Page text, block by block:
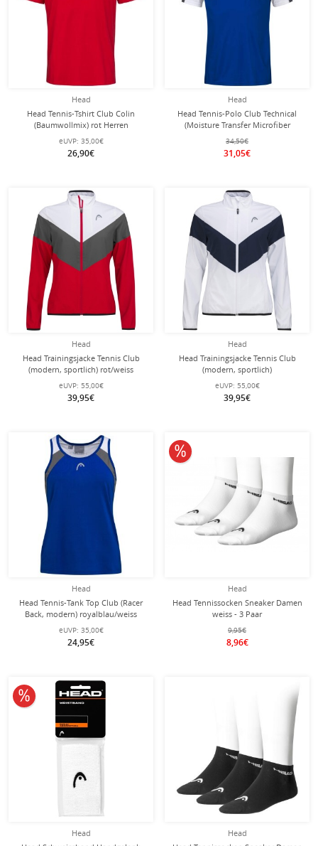
Head
Head Tennis-Tshirt Club Colin
(Baumwollmix) rot Herren
eUVP: 35,00€
26,90€
Head
Head Tennis-Polo Club Technical
(Moisture Transfer Microfiber
Technologie) royalblau Herrem
34,50€
31,05€
Head
Head Trainingsjacke Tennis Club
(modern, sportlich) rot/weiss
Mädchen
eUVP: 55,00€
39,95€
Head
Head Trainingsjacke Tennis Club
(modern, sportlich)
weiss/dunkelblau Mädchen
eUVP: 55,00€
39,95€
Head
Head Tennis-Tank Top Club (Racer
Back, modern) royalblau/weiss
Mädchen
eUVP: 35,00€
24,95€
Head
Head Tennissocken Sneaker Damen
weiss - 3 Paar
9,95€
8,96€
10% reduziert
Head
10% reduziert
Head